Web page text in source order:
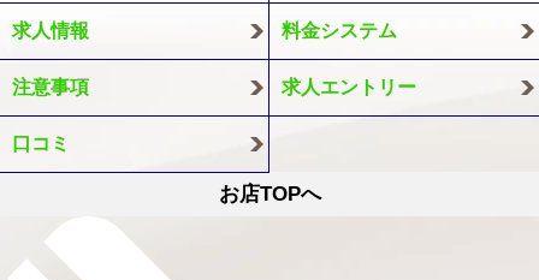
求人情報 料金システム
注意事項 求人エントリー
口コミ
お店TOPへ